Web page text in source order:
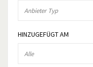
HINZUGEFÜGT AM